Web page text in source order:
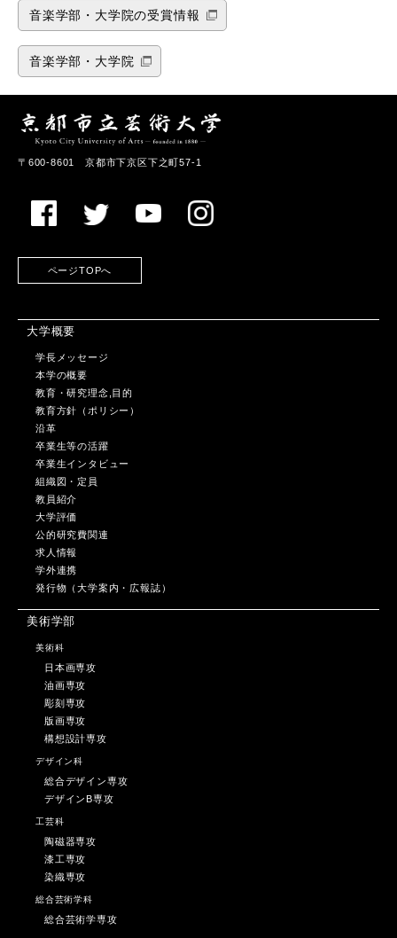
音楽学部・大学院の受賞情報
音楽学部・大学院
〒600-8601 京都市下京区下之町57-1
ページTOPへ
大学概要
学長メッセージ
本学の概要
教育・研究理念,目的
教育方針（ポリシー）
沿革
卒業生等の活躍
卒業生インタビュー
組織図・定員
教員紹介
大学評価
公的研究費関連
求人情報
学外連携
発行物（大学案内・広報誌）
美術学部
美術科
日本画専攻
油画専攻
彫刻専攻
版画専攻
構想設計専攻
デザイン科
総合デザイン専攻
デザインB専攻
工芸科
陶磁器専攻
漆工専攻
染織専攻
総合芸術学科
総合芸術学専攻